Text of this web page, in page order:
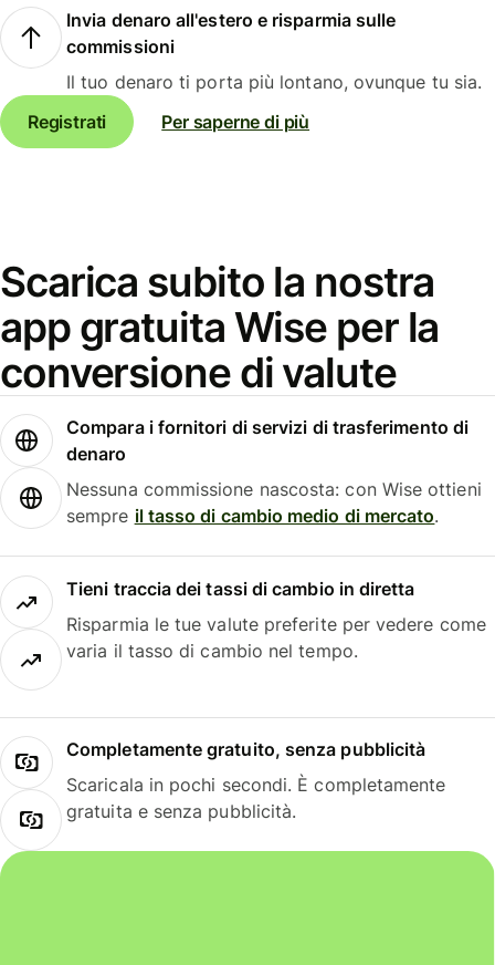
Invia denaro all'estero e risparmia sulle
commissioni
Il tuo denaro ti porta più lontano, ovunque tu sia.
Registrati
Per saperne di più
Scarica subito la nostra
app gratuita Wise per la
conversione di valute
Compara i fornitori di servizi di trasferimento di
denaro
Nessuna commissione nascosta: con Wise ottieni
sempre il tasso di cambio medio di mercato.
Tieni traccia dei tassi di cambio in diretta
Risparmia le tue valute preferite per vedere come
varia il tasso di cambio nel tempo.
Completamente gratuito, senza pubblicità
Scaricala in pochi secondi. È completamente
gratuita e senza pubblicità.